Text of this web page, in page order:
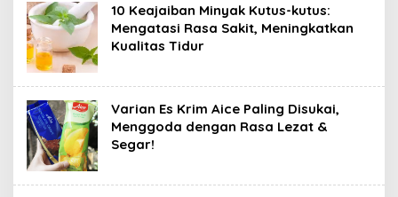
10 Keajaiban Minyak Kutus-kutus:
Mengatasi Rasa Sakit, Meningkatkan
Kualitas Tidur
Varian Es Krim Aice Paling Disukai,
Menggoda dengan Rasa Lezat &
Segar!